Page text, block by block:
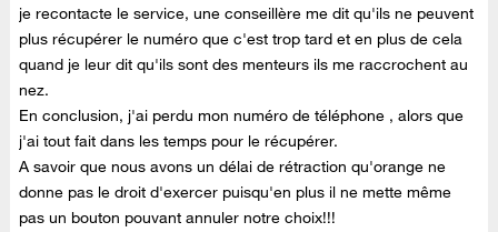
je recontacte le service, une conseillère me dit qu'ils ne peuvent
plus récupérer le numéro que c'est trop tard et en plus de cela
quand je leur dit qu'ils sont des menteurs ils me raccrochent au
nez.
En conclusion, j'ai perdu mon numéro de téléphone , alors que
j'ai tout fait dans les temps pour le récupérer.
A savoir que nous avons un délai de rétraction qu'orange ne
donne pas le droit d'exercer puisqu'en plus il ne mette même
pas un bouton pouvant annuler notre choix!!!